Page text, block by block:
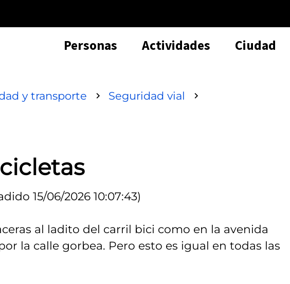
Personas Actividades Ciudad
y transporte
Seguridad vial
15/06/2026 10:07:43)
al ladito del carril bici como en la avenida
la calle gorbea. Pero esto es igual en todas las